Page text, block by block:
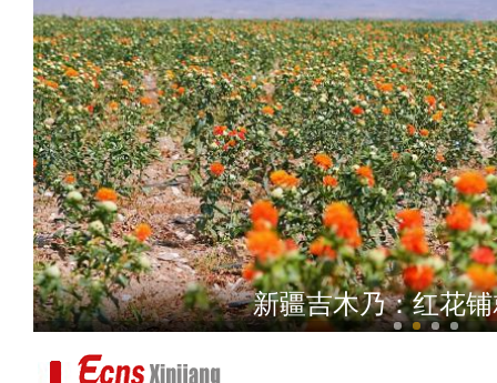
吴军宝：在这里拍
新疆吉木乃：红花